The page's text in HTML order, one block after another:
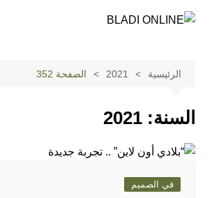
الرئيسية 2021 الصفحة 352
السنة: 2021
في الصميم